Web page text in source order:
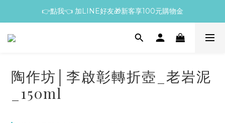
👉點我👈 加LINE好友🎁新客享100元購物金
陶作坊│李啟彰轉折壺_老岩泥
_150ml